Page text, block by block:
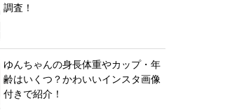
調査！
ゆんちゃんの身長体重やカップ・年
齢はいくつ？かわいいインスタ画像
付きで紹介！